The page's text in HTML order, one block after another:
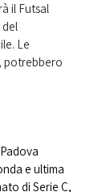
il Futsal
del
Le
potrebbero
e ultima
di Serie C,